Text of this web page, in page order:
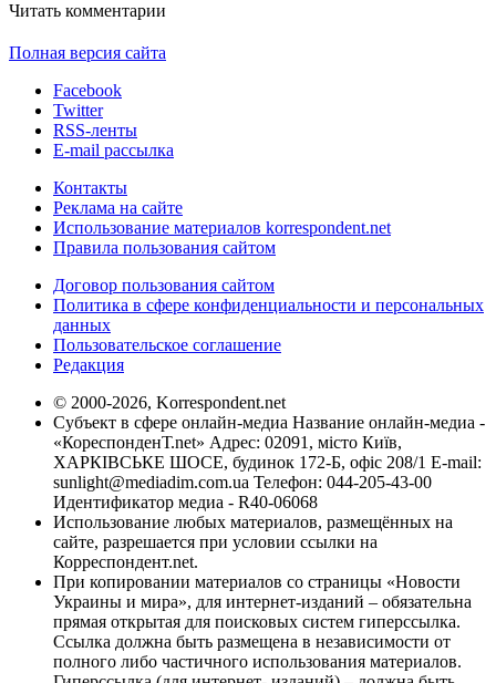
Читать комментарии
Полная версия сайта
Facebook
Twitter
RSS-ленты
E-mail рассылка
Контакты
Реклама на сайте
Использование материалов korrespondent.net
Правила пользования сайтом
Договор пользования сайтом
Политика в сфере конфиденциальности и персональных
данных
Пользовательское соглашение
Редакция
© 2000-2026, Korrespondent.net
Субъект в сфере онлайн-медиа Название онлайн-медиа -
«КореспонденТ.net» Адрес: 02091, місто Київ,
ХАРКІВСЬКЕ ШОСЕ, будинок 172-Б, офіс 208/1 E-mail:
sunlight@mediadim.com.ua Телефон: 044-205-43-00
Идентификатор медиа - R40-06068
Использование любых материалов, размещённых на
сайте, разрешается при условии ссылки на
Корреспондент.net.
При копировании материалов со страницы «Новости
Украины и мира», для интернет-изданий – обязательна
прямая открытая для поисковых систем гиперссылка.
Ссылка должна быть размещена в независимости от
полного либо частичного использования материалов.